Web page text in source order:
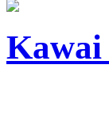
Kawai